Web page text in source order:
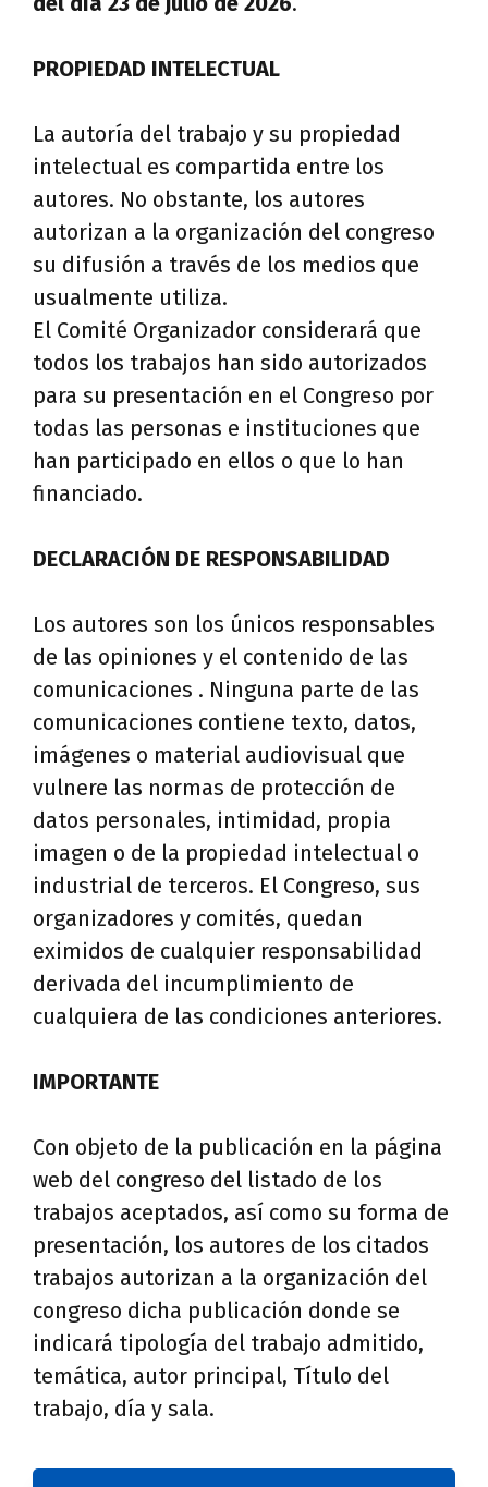
PROPIEDAD INTELECTUAL
La autoría del trabajo y su propiedad
intelectual es compartida entre los
autores. No obstante, los autores
autorizan a la organización del congreso
su difusión a través de los medios que
usualmente utiliza.
El Comité Organizador considerará que
todos los trabajos han sido autorizados
para su presentación en el Congreso por
todas las personas e instituciones que
han participado en ellos o que lo han
financiado.
DECLARACIÓN DE RESPONSABILIDAD
Los autores son los únicos responsables
de las opiniones y el contenido de las
comunicaciones . Ninguna parte de las
comunicaciones contiene texto, datos,
imágenes o material audiovisual que
vulnere las normas de protección de
datos personales, intimidad, propia
imagen o de la propiedad intelectual o
industrial de terceros. El Congreso, sus
organizadores y comités, quedan
eximidos de cualquier responsabilidad
derivada del incumplimiento de
cualquiera de las condiciones anteriores.
IMPORTANTE
Con objeto de la publicación en la página
web del congreso del listado de los
trabajos aceptados, así como su forma de
presentación, los autores de los citados
trabajos autorizan a la organización del
congreso dicha publicación donde se
indicará tipología del trabajo admitido,
temática, autor principal, Título del
trabajo, día y sala.